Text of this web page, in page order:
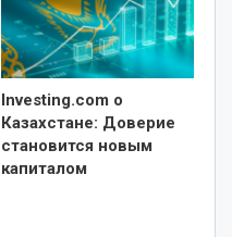
Investing.com о
Казахстане: Доверие
становится новым
капиталом